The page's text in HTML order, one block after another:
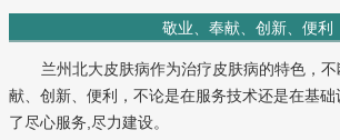
敬业、奉献、创新、便利
兰州北大皮肤病作为治疗皮肤病的特色，
献、创新、便利，不论是在服务技术还是在基础
了尽心服务,尽力建设。